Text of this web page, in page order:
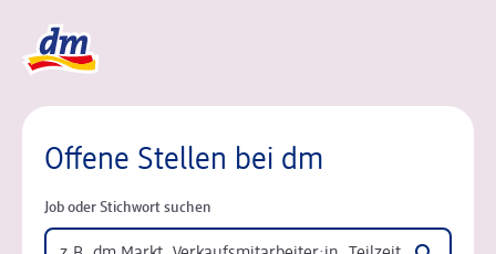
Logo dm, zurück zur Startseite
Offene Stellen bei dm
Job oder Stichwort suchen